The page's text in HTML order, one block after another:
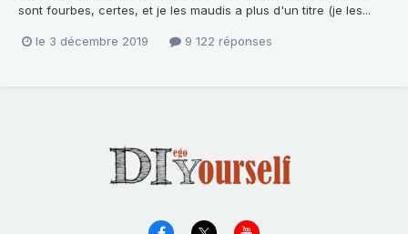
sont fourbes, certes, et je les maudis a plus d'un titre (je les...
le 3 décembre 2019 9 122 réponses